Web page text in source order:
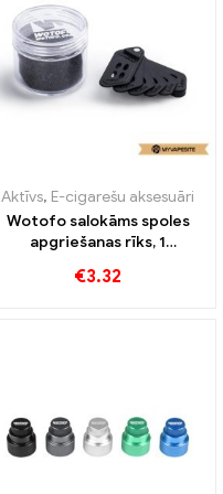
Aktīvs, E-cigarešu aksesuāri
Wotofo salokāms spoles
apgriešanas rīks, 1
vairumtirdzniecība,
€3.32